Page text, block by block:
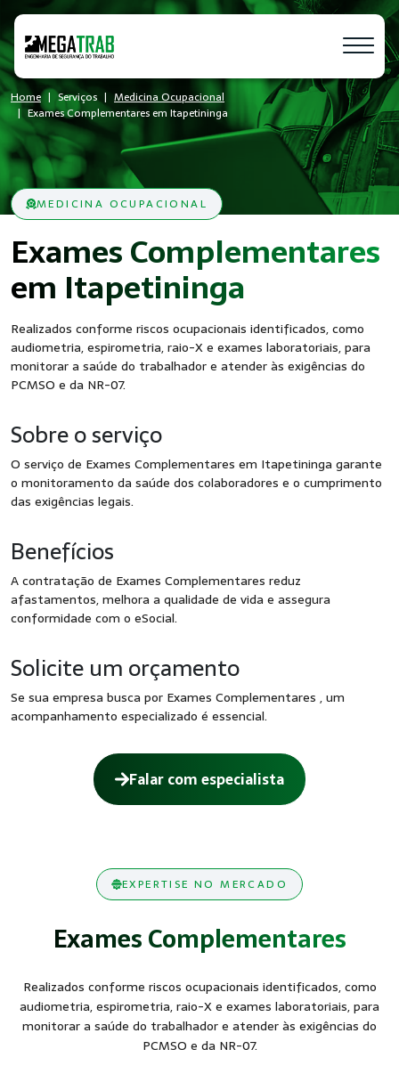
Home Serviços
Medicina Ocupacional
Exames Complementares em Itapetininga
MEDICINA OCUPACIONAL
Exames Complementares
em Itapetininga
Realizados conforme riscos ocupacionais identificados, como
audiometria, espirometria, raio-X e exames laboratoriais, para
monitorar a saúde do trabalhador e atender às exigências do
PCMSO e da NR-07.
Sobre o serviço
O serviço de Exames Complementares em Itapetininga garante
o monitoramento da saúde dos colaboradores e o cumprimento
das exigências legais.
Benefícios
A contratação de Exames Complementares reduz
afastamentos, melhora a qualidade de vida e assegura
conformidade com o eSocial.
Solicite um orçamento
Se sua empresa busca por Exames Complementares , um
acompanhamento especializado é essencial.
Falar com especialista
EXPERTISE NO MERCADO
Exames Complementares
Realizados conforme riscos ocupacionais identificados, como
audiometria, espirometria, raio-X e exames laboratoriais, para
monitorar a saúde do trabalhador e atender às exigências do
PCMSO e da NR-07.